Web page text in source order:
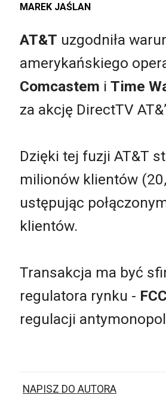
MAREK JAŚLAN
AT&T uzgodniła
amerykańskiego
Comcastem i Time
za akcję DirectTV
Dzięki tej fuzji AT&T
milionów klientów
ustępując
klientów.
Transakcja ma być
regulatora rynku - FCC
regulacji
NAPISZ DO AUTORA